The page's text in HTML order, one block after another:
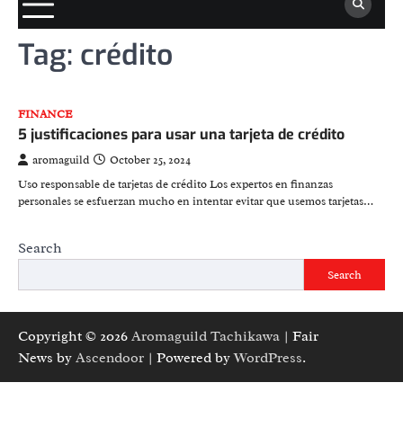
Tag: crédito
FINANCE
5 justificaciones para usar una tarjeta de crédito
aromaguild
October 25, 2024
Uso responsable de tarjetas de crédito Los expertos en finanzas
personales se esfuerzan mucho en intentar evitar que usemos tarjetas…
Search
Search
Copyright © 2026 Aromaguild Tachikawa | Fair
News by Ascendoor | Powered byWordPress.